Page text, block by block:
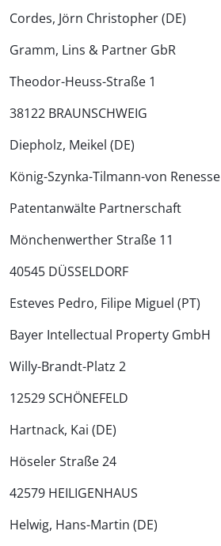
Cordes, Jörn Christopher (DE)
Gramm, Lins & Partner GbR
Theodor-Heuss-Straße 1
38122 BRAUNSCHWEIG
Diepholz, Meikel (DE)
König-Szynka-Tilmann-von Renesse
Patentanwälte Partnerschaft
Mönchenwerther Straße 11
40545 DÜSSELDORF
Esteves Pedro, Filipe Miguel (PT)
Bayer Intellectual Property GmbH
Willy-Brandt-Platz 2
12529 SCHÖNEFELD
Hartnack, Kai (DE)
Höseler Straße 24
42579 HEILIGENHAUS
Helwig, Hans-Martin (DE)